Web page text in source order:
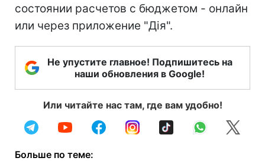
состоянии расчетов с бюджетом - онлайн
или через приложение "Дія".
Не упустите главное! Подпишитесь на
наши обновления в Google!
Или читайте нас там, где вам удобно!
Больше по теме: